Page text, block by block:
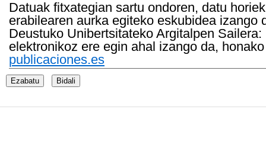
Datuak fitxategian sartu ondoren, datu
erabilearen aurka egiteko eskubidea
Deustuko Unibertsitateko Argitalpen
elektronikoz ere egin ahal izango da,
publicaciones.es
Ezabatu Bidali